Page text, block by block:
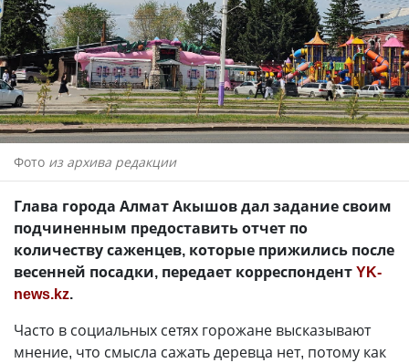
Фото из архива редакции
Глава города Алмат Акышов дал задание своим
подчиненным предоставить отчет по
количеству саженцев, которые прижились после
весенней посадки, передает корреспондентYK-
news.kz.
Часто в социальных сетях горожане высказывают
мнение, что смысла сажать деревца нет, потому как